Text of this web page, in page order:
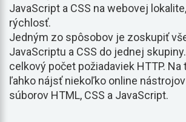
JavaScript a CSS na webovej
rýchlosť.
Jedným zo spôsobov je zoskupiť
JavaScriptu a CSS do jednej
celkový počet požiadaviek HTTP.
ľahko nájsť niekoľko online
súborov HTML, CSS a JavaScript.